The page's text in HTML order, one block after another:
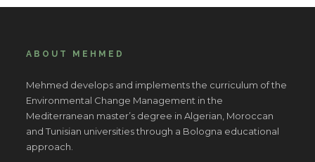
ABOUT MEHMED
Mehmed develops and implements the curriculum of the
Environmental Change Management in the
Mediterranean master’s degree in Algerian, Moroccan
and Tunisian universities through a Bologna educational
approach.